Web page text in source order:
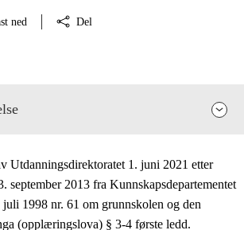
ned Del
Utdanningsdirektoratet 1. juni 2021 etter
september 2013 fra Kunnskapsdepartementet
1998 nr. 61 om grunnskolen og den
(opplæringslova) § 3-4 første ledd.